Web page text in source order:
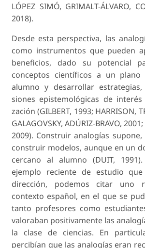
LÓPEZ SIMÓ, GRIMALT-ÁLVARO,
2018).
Desde esta perspectiva, las
como instrumentos que pueden
beneficios, dado su potencial
conceptos científicos a un
alumno y desarrollar
siones epistemológicas de
zación (GILBERT, 1993; HARRISON,
GALAGOVSKY, ADÚRIZ-BRAVO,
2009). Construir analogías
construir modelos, aunque en un
cercano al alumno (DUIT,
ejemplo reciente de estudio
dirección, podemos citar uno
contexto español, en el que se
tanto profesores como
valoraban positivamente las
la clase de ciencias. En
percibían que las analogías eran